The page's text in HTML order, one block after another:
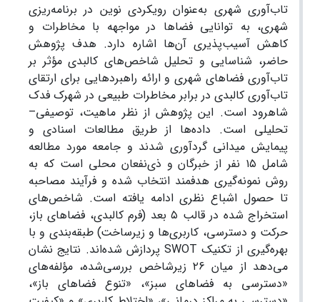
تاب‌آوری شهری به‌عنوان رویکردی نوین در برنامه‌ریزی
شهری، به توانایی فضاها در مواجهه با مخاطرات و
کاهش آسیب‌پذیری آن‌ها اشاره دارد. هدف پژوهش
حاضر، شناسایی و تحلیل شاخص‌های کالبدی مؤثر بر
تاب‌آوری فضاهای شهری و ارائه راهبردهایی برای ارتقای
تاب‌آوری کالبدی در برابر مخاطرات طبیعی در شهرک فدک
شاهرود است. این پژوهش از نظر ماهیت، توصیفی–
تحلیلی است. داده‌ها از طریق مطالعات اسنادی و
پیمایش میدانی گردآوری شدند و جامعه مورد مطالعه
شامل ۱۵ نفر از خبرگان و ذی‌نفعان محلی است که به
روش نمونه‌گیری هدفمند انتخاب شده و فرآیند مصاحبه
تا حصول اشباع نظری ادامه یافته است. شاخص‌های
استخراج شده در قالب ۵ بعد (فرم کالبدی، فضاهای باز،
حرکت و دسترسی، کاربری‌ها و زیرساخت) طبقه‌بندی و با
بهره‌گیری از تکنیک SWOT پردازش شده‌اند. نتایج نشان
می‌دهد از میان ۲6 زیرشاخص بررسی‌شده، مؤلفه‌های
«دسترسی به فضاهای سبز»، «تنوع فضاهای باز»،